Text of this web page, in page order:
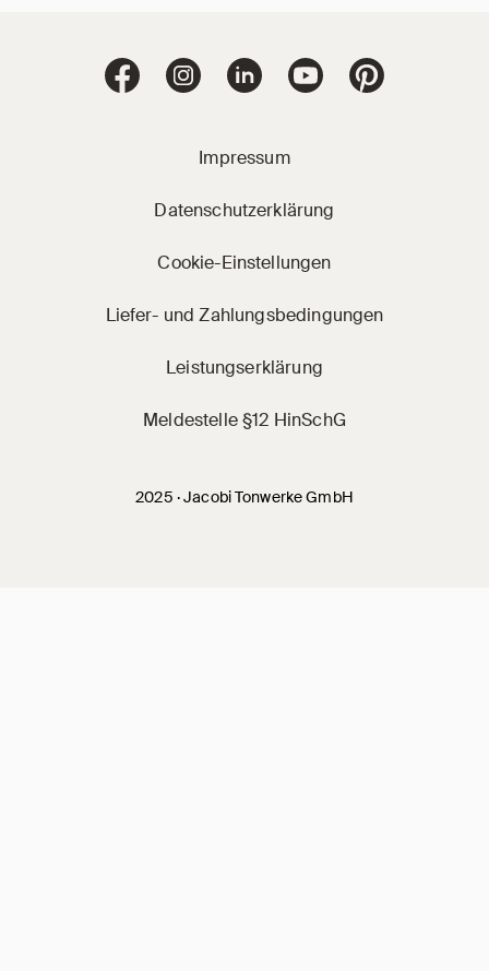
Jacobi Dachziegel
Jacobi Dachziegel auf Facebook
Jacobi Dachziegel auf Instagram
Jacobi Dachziegel auf
Jacobi Dachziegel
Jacobi
2025 · Jacobi Tonwerke GmbH
Impressum
Datenschutzerklärung
Cookie-Einstellungen
Liefer- und Zahlungsbedingungen
Leistungserklärung
Meldestelle §12 HinSchG